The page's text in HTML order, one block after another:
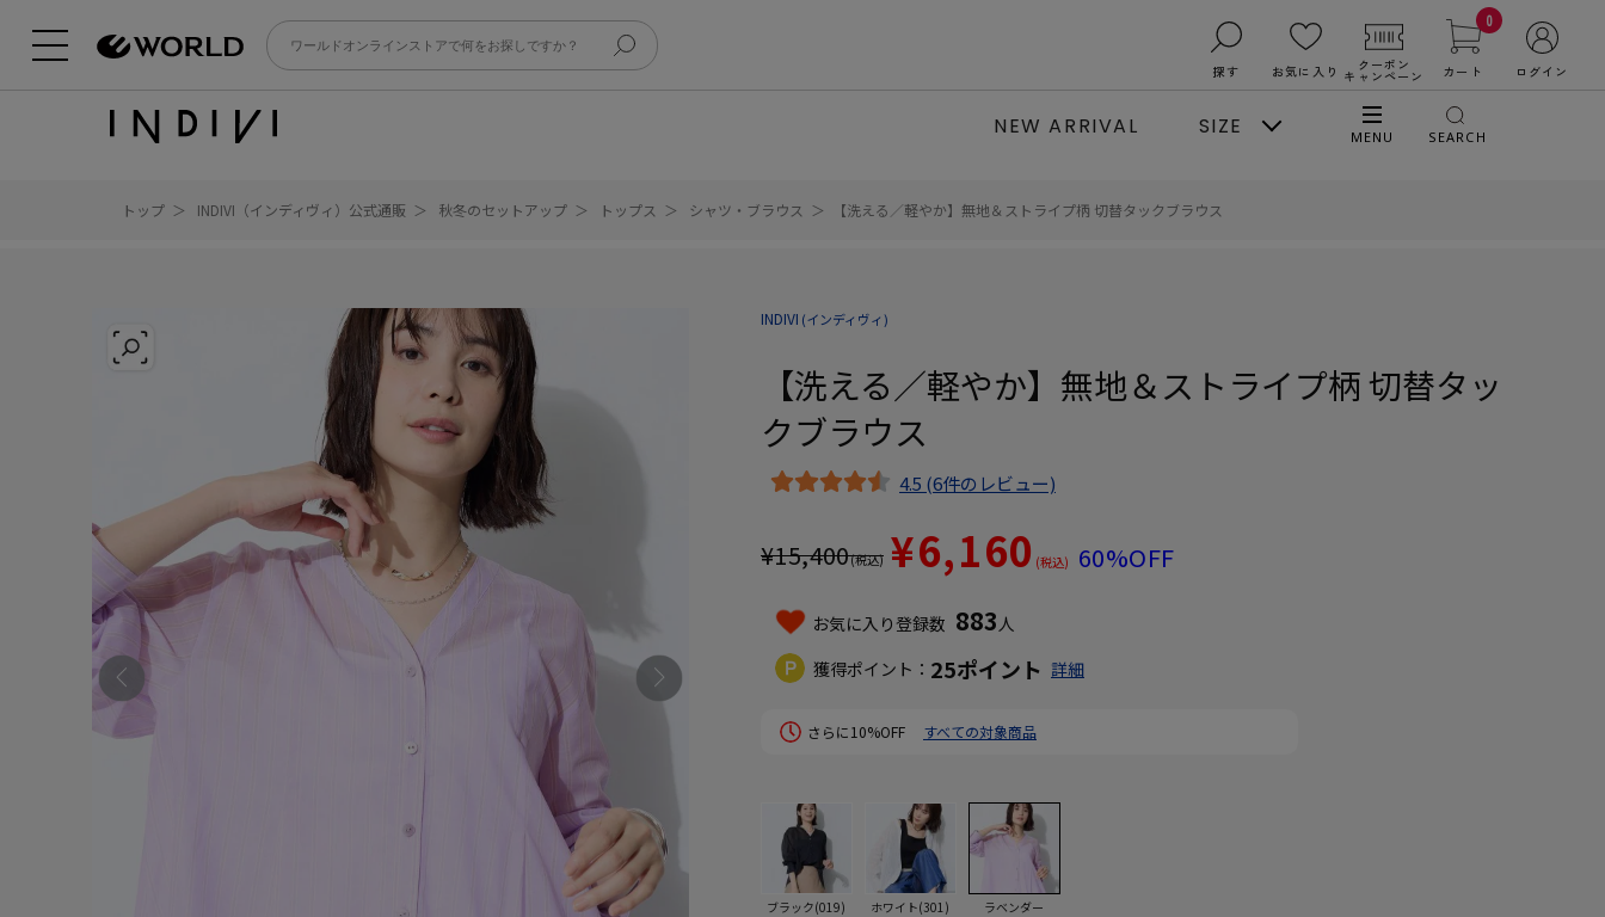
探す お気に入り クーポン
キャンペーン
0
カート ログイン
NEW ARRIVAL SIZE MENU SEARCH
トップ INDIVI（インディヴィ）公式通販 秋冬のセットアップ トップス シャツ・ブラウス 【洗える／軽やか】無地＆ストライプ柄 切替タックブラウス
INDIVI (インディヴィ)
【洗える／軽やか】無地＆ストライプ柄 切替タッ
クブラウス
4.5 (6件のレビュー)
¥15,400(税込) ¥6,160 (税込) 60%OFF
お気に入り登録数 883人
獲得ポイント： 25ポイント 詳細
さらに10%OFF すべての対象商品
ブラック(019) ホワイト(301)
ラベンダー